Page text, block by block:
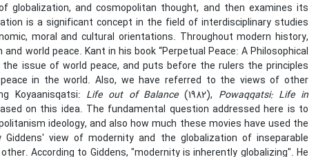
and cosmopolitan thought, and then examines its
is a significant concept in the field of interdisciplinary studies
moral and cultural orientations. Throughout modern history,
world peace. Kant in his book “Perpetual Peace: A Philosophical
issue of world peace, and puts before the rulers the principles
in the world. Also, we have referred to the views of other
Koyaanisqatsi: Life out of Balance(1982), Powaqqatsi: Life in
on this idea. The fundamental question addressed here is to
ideology, and also how much these movies have used the
view of modernity and the globalization of inseparable
According to Giddens, "modernity is inherently globalizing". He